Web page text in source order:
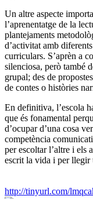
Un altre aspecte
l’aprenentatge de la
plantejaments
d’activitat amb
curriculars. S’aprèn a
silenciosa, però també
grupal; des de
de contes o històries
En definitiva, l’escola
que és fonamental
d’ocupar d’una cosa
competència
per escoltar l’altre i els
escrit la vida i per llegir
http://tinyurl.com/